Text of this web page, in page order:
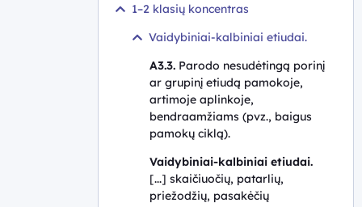
1–2 klasių koncentras
Vaidybiniai-kalbiniai etiudai.
A3.3. Parodo nesudėtingą porinį
ar grupinį etiudą pamokoje,
artimoje aplinkoje,
bendraamžiams (pvz., baigus
pamokų ciklą).
Vaidybiniai-kalbiniai etiudai.
[...] skaičiuočių, patarlių,
priežodžių, pasakėčių